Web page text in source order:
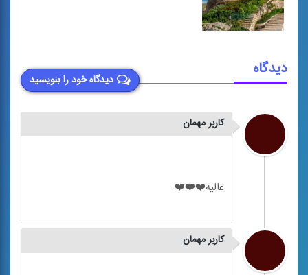
دیدگاه خود را بنویسید
دیدگاه
کاربر مهمان
کاربر مهمان